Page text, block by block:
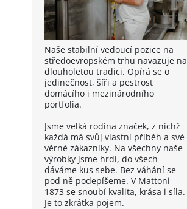
Naše stabilní vedoucí pozice na
středoevropském trhu navazuje na
dlouholetou tradici. Opírá se o
jedinečnost, šíři a pestrost
domácího i mezinárodního
portfolia.
Jsme velká rodina značek, z nichž
každá má svůj vlastní příběh a své
věrné zákazníky. Na všechny naše
výrobky jsme hrdí, do všech
dáváme kus sebe. Bez váhání se
pod ně podepíšeme. V Mattoni
1873 se snoubí kvalita, krása i síla.
Je to zkrátka pojem.